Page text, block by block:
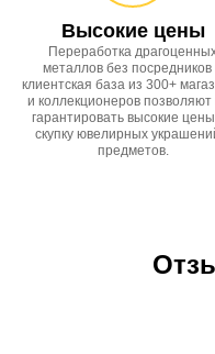
Высокие цены
Переработка
металлов без посредников
клиентская база из 300+
и коллекционеров
гарантировать высокие
скупку ювелирных
предметов.